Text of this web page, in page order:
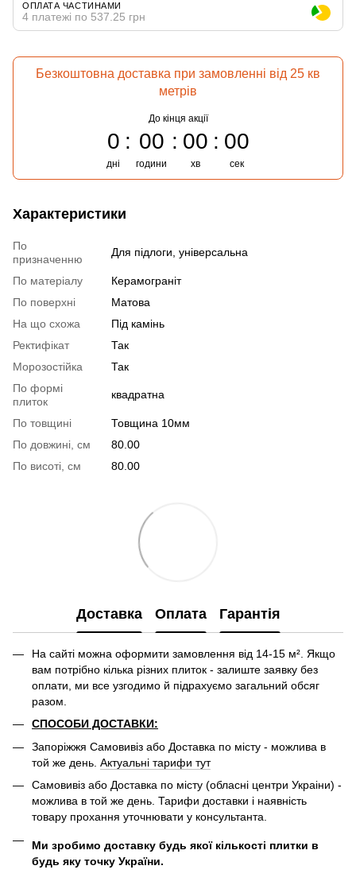
ОПЛАТА ЧАСТИНАМИ
4 платежі по 537.25 грн
Безкоштовна доставка при замовленні від 25 кв
метрів
До кінця акції
0
дні
00
години
00
хв
00
сек
Характеристики
По
призначенню
Для підлоги, універсальна
По матеріалу
Керамограніт
По поверхні
Матова
На що схожа
Під камінь
Ректифікат
Так
Морозостійка
Так
По формі
плиток
квадратна
По товщині
Товщина 10мм
По довжині, см
80.00
По висоті, см
80.00
Доставка Оплата Гарантія
На сайті можна оформити замовлення від 14-15 м². Якщо
вам потрібно кілька різних плиток - залиште заявку без
оплати, ми все узгодимо й підрахуємо загальний обсяг
разом.
СПОСОБИ ДОСТАВКИ:
Запоріжжя Самовивіз або Доставка по місту - можлива в
той же день. Актуальні тарифи тут
Самовивіз або Доставка по місту (обласні центри Украіни) -
можлива в той же день. Тарифи доставки і наявність
товару прохання уточнювати у консультанта.
Ми зробимо доставку будь якої кількості плитки в
будь яку точку України.